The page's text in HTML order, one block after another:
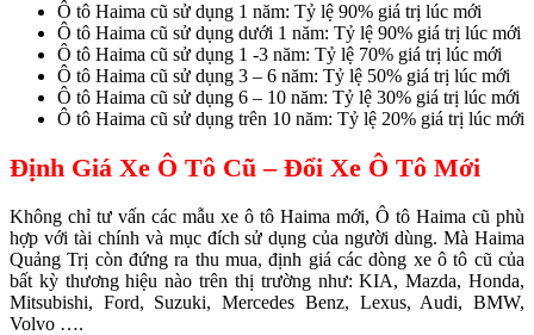
Ô tô Haima cũ sử dụng 1 năm: Tỷ lệ 90% giá trị lúc mới
Ô tô Haima cũ sử dụng dưới 1 năm: Tỷ lệ 90% giá trị lúc mới
Ô tô Haima cũ sử dụng 1 -3 năm: Tỷ lệ 70% giá trị lúc mới
Ô tô Haima cũ sử dụng 3 – 6 năm: Tỷ lệ 50% giá trị lúc mới
Ô tô Haima cũ sử dụng 6 – 10 năm: Tỷ lệ 30% giá trị lúc mới
Ô tô Haima cũ sử dụng trên 10 năm: Tỷ lệ 20% giá trị lúc mới
Định Giá Xe Ô Tô Cũ – Đổi Xe Ô Tô Mới
Không chỉ tư vấn các mẫu xe ô tô Haima mới, Ô tô Haima cũ phù
hợp với tài chính và mục đích sử dụng của người dùng. Mà Haima
Quảng Trị còn đứng ra thu mua, định giá các dòng xe ô tô cũ của
bất kỳ thương hiệu nào trên thị trường như: KIA, Mazda, Honda,
Mitsubishi, Ford, Suzuki, Mercedes Benz, Lexus, Audi, BMW,
Volvo ….